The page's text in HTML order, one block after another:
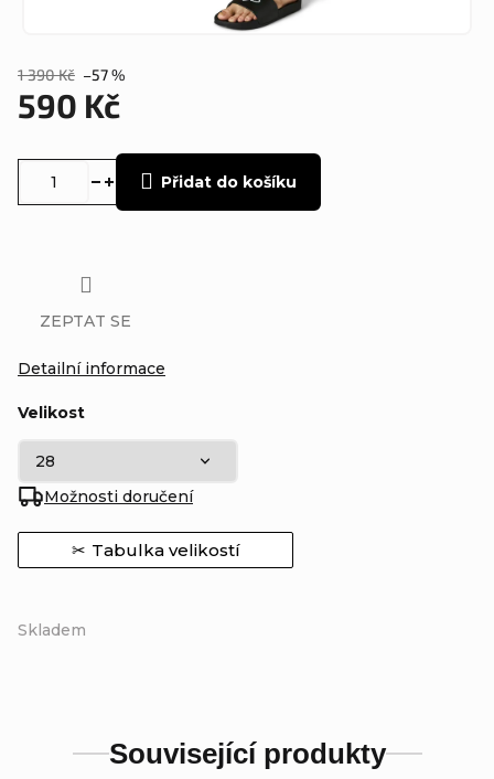
1 390 Kč –57 %
590 Kč
Skladem
Velikost
Možnosti doručení
Tabulka velikostí
Přidat do košíku
Detailní informace
ZEPTAT SE
Související produkty